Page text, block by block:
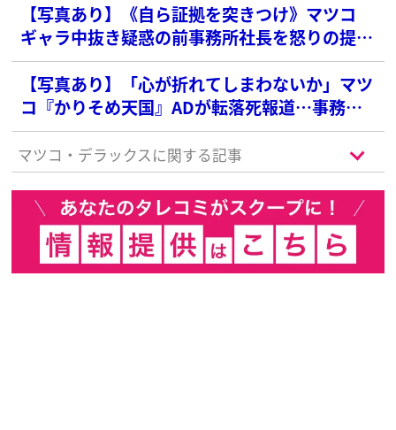
【写真あり】《自ら証拠を突きつけ》マツコ
ギャラ中抜き疑惑の前事務所社長を怒りの提訴
へ！損害賠償額は約10億円に
【写真あり】「心が折れてしまわないか」マツ
コ『かりそめ天国』ADが転落死報道…事務所
社長が中抜き疑惑、遠野なぎこさん事故死、続
く心労に募る心配の声
マツコ・デラックスに関する記事